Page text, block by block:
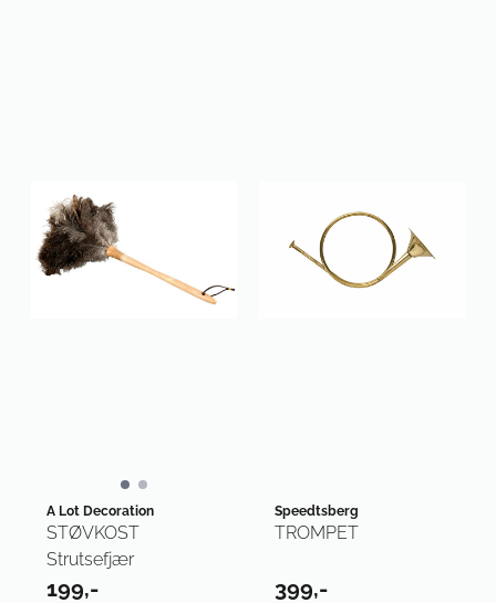
A Lot Decoration
STØVKOST
Strutsefjær
199,-
Speedtsberg
TROMPET
399,-